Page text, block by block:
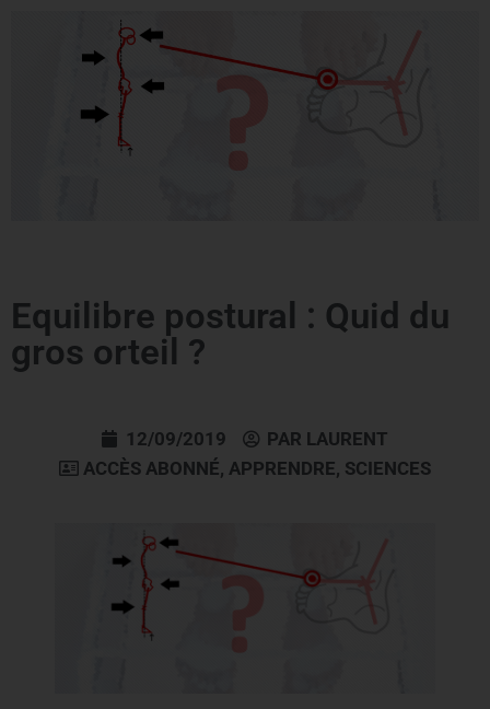
Equilibre postural : Quid du
gros orteil ?
12/09/2019 PAR LAURENT
ACCÈS ABONNÉ, APPRENDRE, SCIENCES